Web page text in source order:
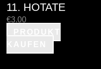
11. HOTATE
€3.00